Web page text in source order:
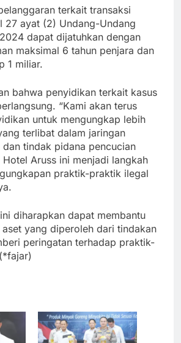
terkait transaksi
27 ayat (2) Undang-Undang
dapat dijatuhkan dengan
maksimal 6 tahun penjara dan
1 miliar.
bahwa penyidikan terkait kasus
“Kami akan terus
untuk mengungkap lebih
terlibat dalam jaringan
tindak pidana pencucian
Hotel Aruss ini menjadi langkah
praktik-praktik ilegal
diharapkan dapat membantu
yang diperoleh dari tindakan
peringatan terhadap praktik-